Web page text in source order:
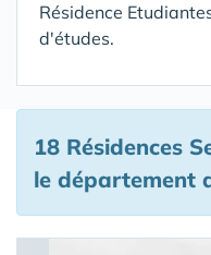
Résidence
d'études.
18 Résidences
le département